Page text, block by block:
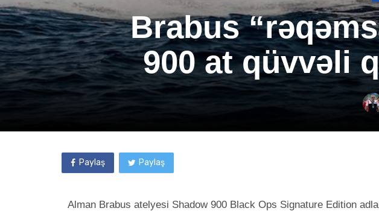
Brabus
900 at qüvvəli
Paylaş Paylaş
Alman Brabus atelyesi Shadow 900 Black Ops Signature Edition